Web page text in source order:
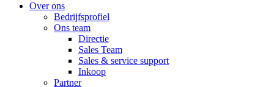
Over ons
Bedrijfsprofiel
Ons team
Directie
Sales Team
Sales & service support
Inkoop
Partner